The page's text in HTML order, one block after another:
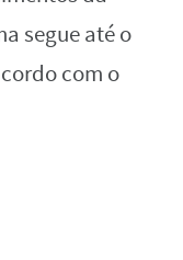
segue até o
com o